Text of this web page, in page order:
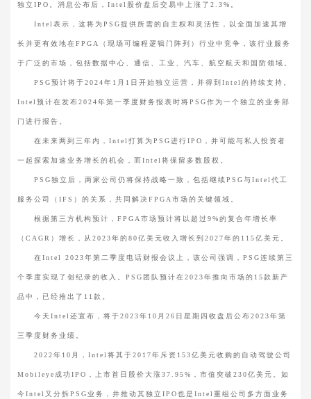
独立IPO。消息公布后，Intel股价盘后交易中上涨了2.3%。
Intel表示，这将为PSG提供所需的自主权和灵活性，以全面加速其增
长并更有效地在FPGA（现场可编程逻辑门阵列）行业中竞争，该行业服务
于广泛的市场，包括数据中心、通信、工业、汽车、航空航天和国防领域。
PSG预计将于2024年1月1日开始独立运营，并得到Intel的持续支持。
Intel预计在发布2024年第一季度财务报表时将PSG作为一个独立的业务部
门进行报告。
在未来两到三年内，Intel打算为PSG进行IPO，并可能与私人投资者
一起探索加速业务增长的机会，而Intel将保留多数股权。
PSG独立后，两家公司仍将保持战略一致，包括继续PSG与Intel代工
服务公司（IFS）的关系，共同解决FPGA市场的关键领域。
根据第三方机构预计，FPGA市场预计将以超过9%的复合年增长率
（CAGR）增长，从2023年的80亿美元收入增长到2027年的115亿美元。
在Intel 2023年第二季度电话财报会议上，该公司强调，PSG连续第三
个季度实现了创纪录的收入。PSG团队预计在2023年推向市场的15款新产
品中，已经推出了11款。
今天Intel还宣布，将于2023年10月26日星期四收盘后公布2023年第
三季度财务业绩。
2022年10月，Intel将其于2017年斥资153亿美元收购的自动驾驶公司
Mobileye成功IPO，上市首日股价大涨37.95%，市值突破230亿美元。如
今Intel又分拆PSG业务，并推动其独立IPO也是Intel重组公司多方面业务